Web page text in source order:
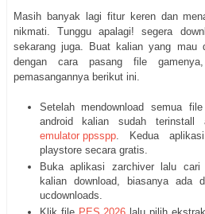
Masih banyak lagi fitur keren dan
nikmati. Tunggu apalagi! segera
sekarang juga. Buat kalian yang mau
dengan cara pasang file
pemasangannya berikut ini.
Setelah mendownload semua
android kalian sudah terinstall
emulator ppsspp. Kedua
playstore secara gratis.
Buka aplikasi zarchiver lalu
kalian download, biasanya ada
ucdownloads.